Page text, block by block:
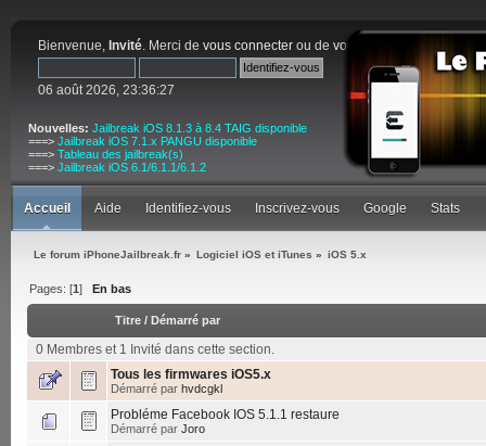
Bienvenue, Invité. Merci de vous connecter ou de vous inscrire
06 août 2026, 23:36:27
Nouvelles: Jailbreak iOS 8.1.3 à 8.4 TAIG disponible
===> Jailbreak iOS 7.1.x PANGU disponible
===> Tableau des jailbreak(s)
===> Jailbreak iOS 6.1/6.1.1/6.1.2
Accueil Aide Identifiez-vous Inscrivez-vous Google Stats
Le forum iPhoneJailbreak.fr » Logiciel iOS et iTunes » iOS 5.x
Pages: [1] En bas
Titre/ Démarré par
0 Membres et 1 Invité dans cette section.
Tous les firmwares iOS5.x
Démarré par hvdcgkl
Probléme Facebook IOS 5.1.1 restaure
Démarré par Joro